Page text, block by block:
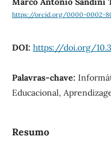
https://orcid.org/0000-0002-
DOI: https://doi.org/
Palavras-chave:
Educacional,
Resumo